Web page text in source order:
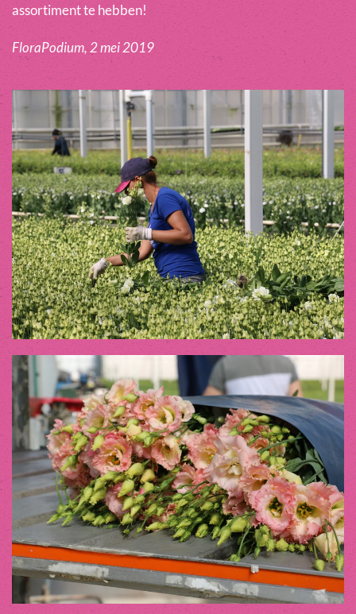
assortiment te hebben!
FloraPodium, 2 mei 2019